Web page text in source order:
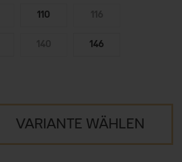
110
146
VARIANTE WÄHLEN